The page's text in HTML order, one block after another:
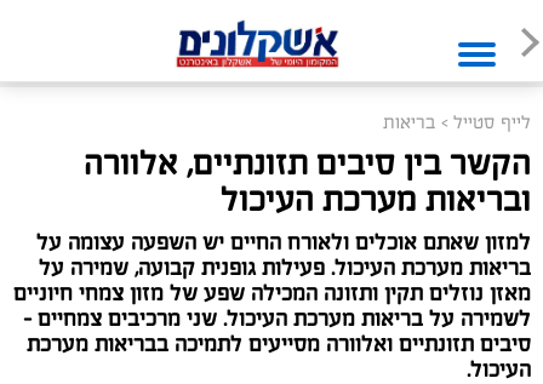
לייף סטייל > בריאות
הקשר בין סיבים תזונתיים, אלוורה
ובריאות מערכת העיכול
למזון שאתם אוכלים ולאורח החיים יש השפעה עצומה על
בריאות מערכת העיכול. פעילות גופנית קבועה, שמירה על
מאזן נוזלים תקין ותזונה המכילה שפע של מזון צמחי חיוניים
לשמירה על בריאות מערכת העיכול. שני מרכיבים צמחיים –
סיבים תזונתיים ואלוורה מסייעים לתמיכה בבריאות מערכת
העיכול.